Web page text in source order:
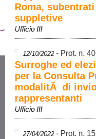
Roma,
suppletive
Ufficio III
12/10/2022 - Prot. n.
Surroghe ed
per la Consulta
modalitÃ di
rappresentanti
Ufficio III
27/04/2022 - Prot. n.